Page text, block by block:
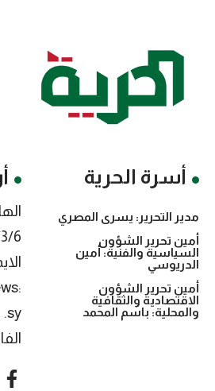
أسرة الحرية
مدير التحرير: يسرى المصري
أمين تحرير الشؤون
السياسية والفنية: أمين
الدريوسي
أمين تحرير الشؤون
الاقتصادية والثقافية
والمحلية: باسم المحمد
011
.sy